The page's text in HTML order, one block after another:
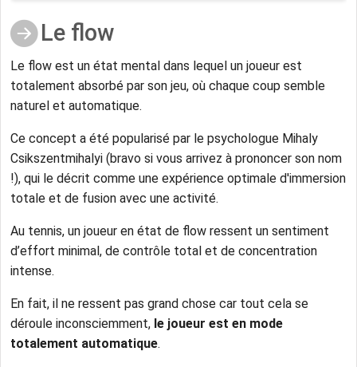
Le flow
Le flow est un état mental dans lequel un joueur est
totalement absorbé par son jeu, où chaque coup semble
naturel et automatique.
Ce concept a été popularisé par le psychologue Mihaly
Csikszentmihalyi (bravo si vous arrivez à prononcer son nom
!), qui le décrit comme une expérience optimale d'immersion
totale et de fusion avec une activité.
Au tennis, un joueur en état de flow ressent un sentiment
d’effort minimal, de contrôle total et de concentration
intense.
En fait, il ne ressent pas grand chose car tout cela se
déroule inconsciemment, le joueur est en mode
totalement automatique.